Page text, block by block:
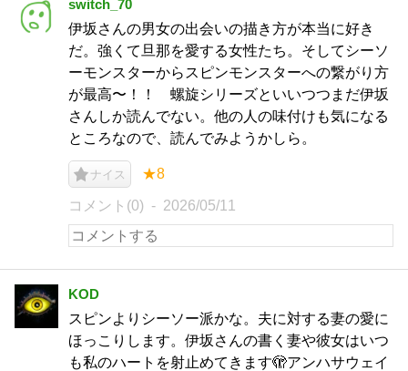
switch_70
伊坂さんの男女の出会いの描き方が本当に好き
だ。強くて旦那を愛する女性たち。そしてシーソ
ーモンスターからスピンモンスターへの繋がり方
が最高〜！！ 螺旋シリーズといいつつまだ伊坂
さんしか読んでない。他の人の味付けも気になる
ところなので、読んでみようかしら。
ナイス ★8
コメント(0) 2026/05/11
KOD
スピンよりシーソー派かな。夫に対する妻の愛に
ほっこりします。伊坂さんの書く妻や彼女はいつ
も私のハートを射止めてきます🫣アンハサウェイ